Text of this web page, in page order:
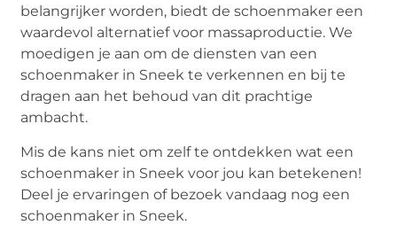
belangrijker worden, biedt de schoenmaker een
waardevol alternatief voor massaproductie. We
moedigen je aan om de diensten van een
schoenmaker in Sneek te verkennen en bij te
dragen aan het behoud van dit prachtige
ambacht.
Mis de kans niet om zelf te ontdekken wat een
schoenmaker in Sneek voor jou kan betekenen!
Deel je ervaringen of bezoek vandaag nog een
schoenmaker in Sneek.